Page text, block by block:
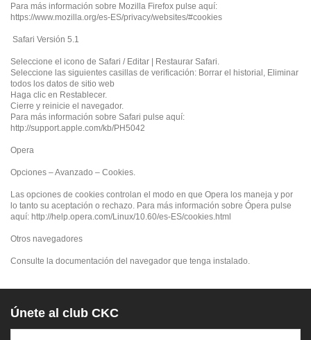
Para más información sobre Mozilla Firefox pulse aquí:
https://www.mozilla.org/es-ES/privacy/websites/#cookies
Safari Versión 5.1
Seleccione el icono de Safari / Editar | Restaurar Safari.
Seleccione las siguientes casillas de verificación: Borrar el historial, Eliminar
todos los datos de sitio web
Haga clic en Restablecer.
Cierre y reinicie el navegador.
Para más información sobre Safari pulse aquí:
http://support.apple.com/kb/PH5042
Opera
Opciones – Avanzado – Cookies.
Las opciones de cookies controlan el modo en que Opera los maneja y por
lo tanto su aceptación o rechazo. Para más información sobre Ópera pulse
aquí: http://help.opera.com/Linux/10.60/es-ES/cookies.html
Otros navegadores
Consulte la documentación del navegador que tenga instalado.
Únete al club CKC